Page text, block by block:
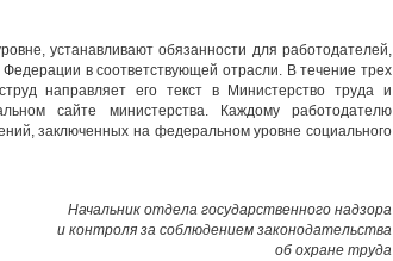
устанавливают обязанности для работодателей,
в соответствующей отрасли. В течение трех
направляет его текст в Министерство труда и
сайте министерства. Каждому работодателю
заключенных на федеральном уровне социального
Начальник отдела государственного надзора
и контроля за соблюдением законодательства
об охране труда